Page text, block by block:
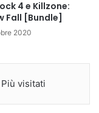
4 e Killzone:
Fall [Bundle]
2020
Più visitati